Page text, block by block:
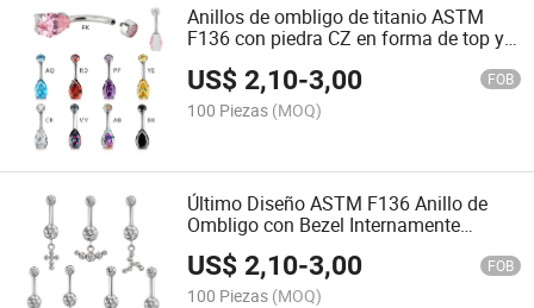
Anillos de ombligo de titanio ASTM
F136 con piedra CZ en forma de top y
mujeres
US$2,10-3,00 FOB
100 Piezas (MOQ)
Último Diseño ASTM F136 Anillo de
Ombligo con Bezel Internamente
Rosqueado de Titanio y CZ con CZ
Colgante, Joyería Corporal de Piercing
Caliente
US$2,10-3,00 FOB
100 Piezas (MOQ)